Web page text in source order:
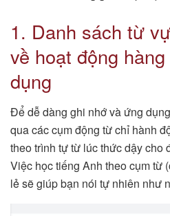
1. Danh sách từ
về hoạt động
dụng
Để dễ dàng ghi nhớ và ứng
qua các cụm động từ chỉ hành
theo trình tự từ lúc thức dậy cho
Việc học tiếng Anh theo cụm từ
lẻ sẽ giúp bạn nói tự nhiên như